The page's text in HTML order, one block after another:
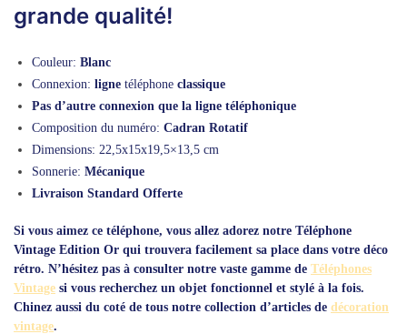
grande qualité!
Couleur: Blanc
Connexion: ligne téléphone classique
Pas d’autre connexion que la ligne téléphonique
Composition du numéro: Cadran Rotatif
Dimensions: 22,5x15x19,5×13,5 cm
Sonnerie: Mécanique
Livraison Standard Offerte
Si vous aimez ce téléphone, vous allez adorez notre Téléphone
Vintage Edition Or qui trouvera facilement sa place dans votre déco
rétro. N’hésitez pas à consulter notre vaste gamme de Téléphones
Vintage si vous recherchez un objet fonctionnel et stylé à la fois.
Chinez aussi du coté de tous notre collection d’articles de décoration
vintage.